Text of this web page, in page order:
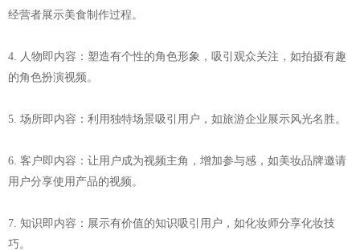
经营者展示美食制作过程。
4. 人物即内容：塑造有个性的角色形象，吸引观众关注，如拍摄有趣
的角色扮演视频。
5. 场所即内容：利用独特场景吸引用户，如旅游企业展示风光名胜。
6. 客户即内容：让用户成为视频主角，增加参与感，如美妆品牌邀请
用户分享使用产品的视频。
7. 知识即内容：展示有价值的知识吸引用户，如化妆师分享化妆技
巧。